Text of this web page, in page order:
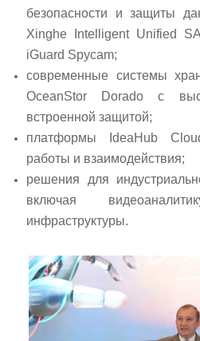
безопасности и защиты
Xinghe Intelligent Unified
iGuard Spycam;
современные системы
OceanStor Dorado с
встроенной защитой;
платформы IdeaHub
работы и взаимодействия;
решения для
включая
инфраструктуры.